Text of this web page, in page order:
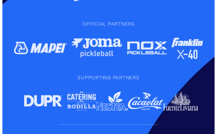
OFFICIAL PARTNERS
SUPPORTING PARTNERS